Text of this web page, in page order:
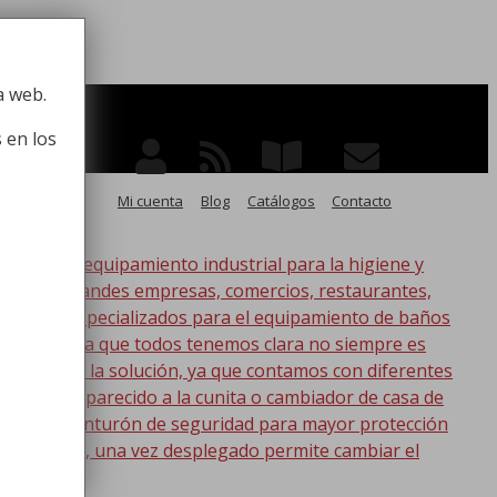
higiene
Mi cuenta Blog Catálogos Contacto
tipo de equipamiento industrial para la higiene y
para grandes empresas, comercios, restaurantes,
especializados para el equipamiento de baños
Esta idea que todos tenemos clara no siempre es
tenemos la solución, ya que contamos con diferentes
lo más parecido a la cunita o cambiador de casa de
con un cinturón de seguridad para mayor protección
la pared, una vez desplegado permite cambiar el
web.
en los